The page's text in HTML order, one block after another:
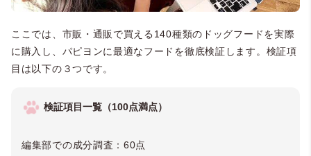
ここでは、市販・通販で買える140種類のドッグフードを実際
に購入し、パピヨンに最適なフードを徹底検証します。検証項
目は以下の３つです。
検証項目一覧（100点満点）
編集部での成分調査：60点